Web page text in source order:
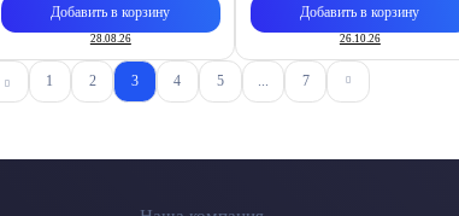
Добавить в корзину
28.08.26
Добавить в корзину
26.10.26
1 2 3 4 5 7